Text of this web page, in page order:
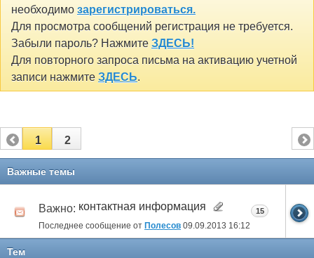
необходимо зарегистрироваться.
Для просмотра сообщений регистрация не требуется.
Забыли пароль? Нажмите ЗДЕСЬ!
Для повторного запроса письма на активацию учетной
записи нажмите ЗДЕСЬ.
1 2
Важные темы
Важно: контактная информация
Последнее сообщение от Полесов 09.09.2013 16:12
15
Тем